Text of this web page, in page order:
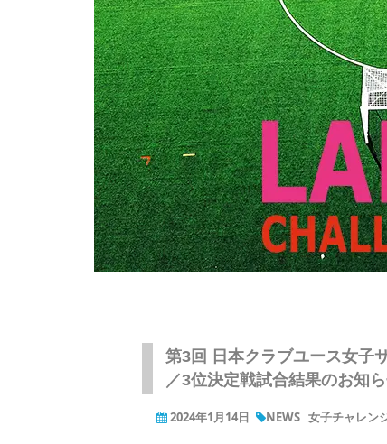
第3回 日本クラブユース女子
／3位決定戦試合結果のお知
2024年1月14日 NEWS 女子チャレン